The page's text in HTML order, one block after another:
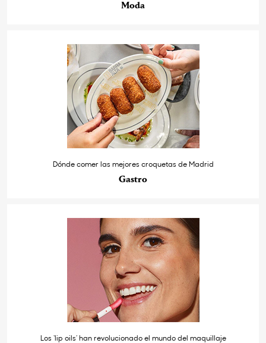
Moda
Dónde comer las mejores croquetas de Madrid
Gastro
Los ‘lip oils’ han revolucionado el mundo del maquillaje